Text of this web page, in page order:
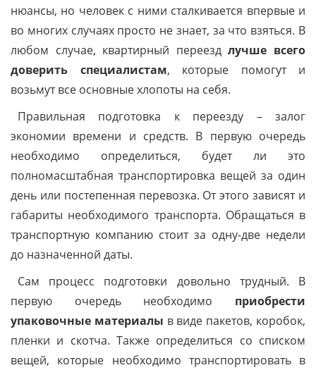
нюансы, но человек с ними сталкивается впервые и
во многих случаях просто не знает, за что взяться. В
любом случае, квартирный переездлучше всего
доверить специалистам, которые помогут и
возьмут все основные хлопоты на себя.
Правильная подготовка к переезду – залог
экономии времени и средств. В первую очередь
необходимо определиться, будет ли это
полномасштабная транспортировка вещей за один
день или постепенная перевозка. От этого зависят и
габариты необходимого транспорта. Обращаться в
транспортную компанию стоит за одну-две недели
до назначенной даты.
Сам процесс подготовки довольно трудный. В
первую очередь необходимо приобрести
упаковочные материалы в виде пакетов, коробок,
пленки и скотча. Также определиться со списком
вещей, которые необходимо транспортировать в